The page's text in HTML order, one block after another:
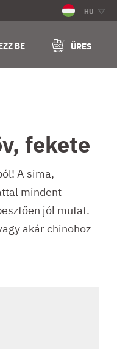
HU
BE ÜRES
fekete
A sima,
mindent
jól mutat.
akár chinohoz